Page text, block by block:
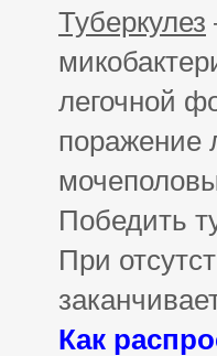
Туберкулез
легочной
поражение
Победить
При
Как